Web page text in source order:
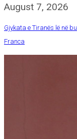
August 7, 2026
Gjykata e Tiranës lë në
Franca